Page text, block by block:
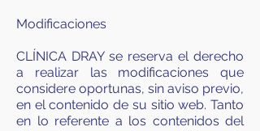
Modificaciones
CLÍNICA DRAY se reserva el derecho
a realizar las modificaciones que
considere oportunas, sin aviso previo,
en el contenido de su sitio web. Tanto
en lo referente a los contenidos del